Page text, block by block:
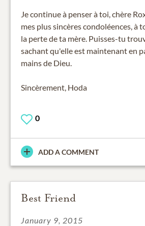
Je continue à penser à toi, chère
mes plus sincères condoléences, à
la perte de ta mère. Puisses-tu
sachant qu'elle est maintenant en
mains de Dieu.
Sincèrement, Hoda
0
ADD A COMMENT
Best Friend
January 9, 2015